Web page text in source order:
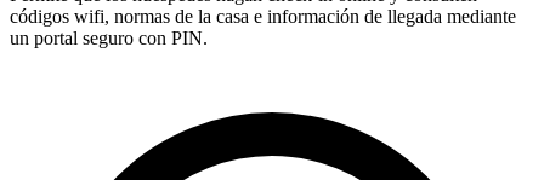
códigos wifi, normas de la casa e información de llegada mediante
un portal seguro con PIN.